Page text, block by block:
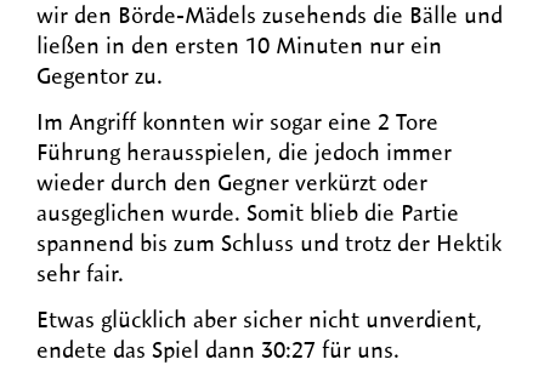
wir den Börde-Mädels zusehends die Bälle und
ließen in den ersten 10 Minuten nur ein
Gegentor zu.
Im Angriff konnten wir sogar eine 2 Tore
Führung herausspielen, die jedoch immer
wieder durch den Gegner verkürzt oder
ausgeglichen wurde. Somit blieb die Partie
spannend bis zum Schluss und trotz der Hektik
sehr fair.
Etwas glücklich aber sicher nicht unverdient,
endete das Spiel dann 30:27 für uns.